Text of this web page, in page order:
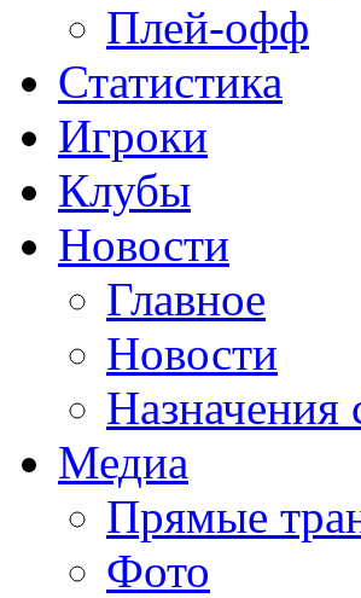
Плей-офф
Статистика
Игроки
Клубы
Новости
Главное
Новости
Назначения
Медиа
Прямые
Фото